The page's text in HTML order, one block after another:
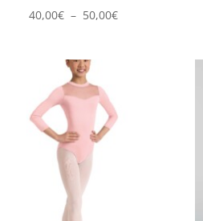
40,00€ – 50,00€Plage
50,00€